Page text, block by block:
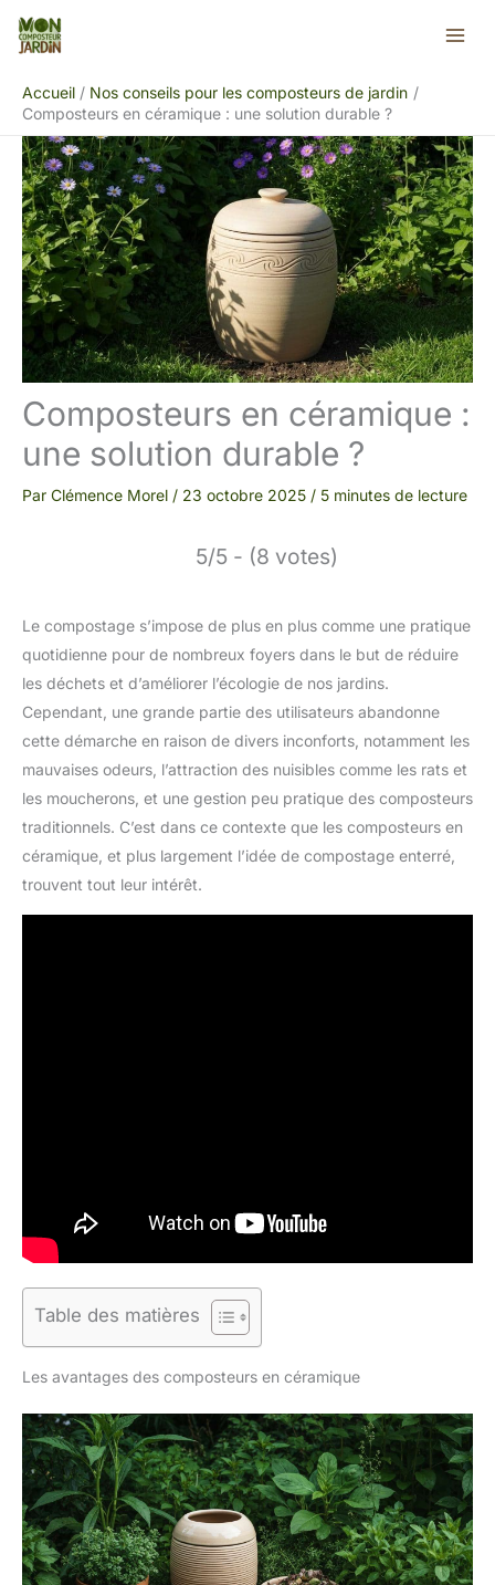
Aller
Accueil
Nos conseils pour les composteurs de jardin
Composteurs en céramique : une solution durable ?
Composteurs en céramique :
une solution durable ?
Par Clémence Morel / 23 octobre 2025 / 5 minutes de lecture
5/5 - (8 votes)
Le compostage s’impose de plus en plus comme une pratique
quotidienne pour de nombreux foyers dans le but de réduire
les déchets et d’améliorer l’écologie de nos jardins.
Cependant, une grande partie des utilisateurs abandonne
cette démarche en raison de divers inconforts, notamment les
mauvaises odeurs, l’attraction des nuisibles comme les rats et
les moucherons, et une gestion peu pratique des composteurs
traditionnels. C’est dans ce contexte que les composteurs en
céramique, et plus largement l’idée de compostage enterré,
trouvent tout leur intérêt.
Table des matières
Les avantages des composteurs en céramique
Rechercher